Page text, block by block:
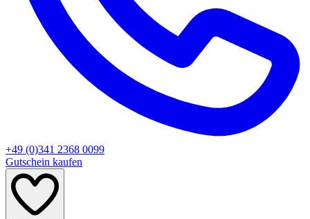
+49 (0)341 2368 0099
Gutschein kaufen